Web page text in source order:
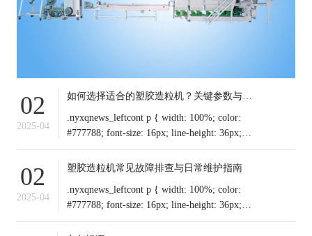
02
2025-04
如何选择适合的塑胶造粒机？关键参数与行业应用解析
.nyxqnews_leftcont p { width: 100%; color:
#777788; font-size: 16px; line-height: 36px;
text-indent: 0em !important; mar
02
2025-04
塑胶造粒机常见故障排查与日常维护指南
.nyxqnews_leftcont p { width: 100%; color:
#777788; font-size: 16px; line-height: 36px;
text-indent: 0em !important; mar